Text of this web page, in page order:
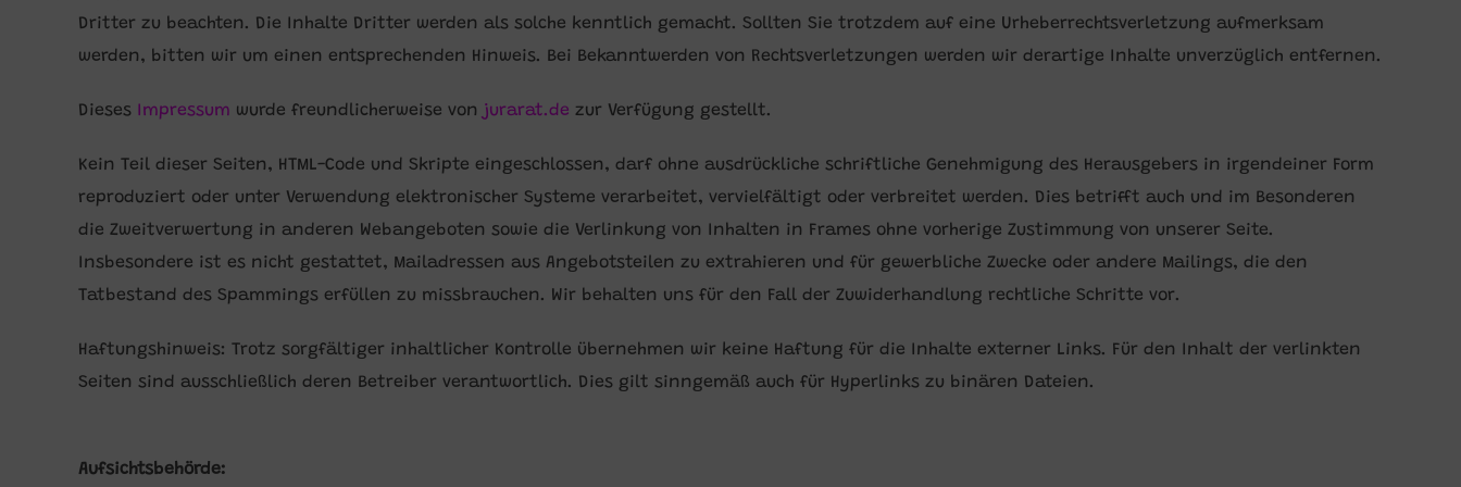
Dritter zu beachten. Die Inhalte Dritter werden als solche kenntlich gemacht. Sollten Sie trotzdem auf eine Urheberrechtsverletzung aufmerksam
werden, bitten wir um einen entsprechenden Hinweis. Bei Bekanntwerden von Rechtsverletzungen werden wir derartige Inhalte unverzüglich entfernen.
Dieses Impressum wurde freundlicherweise von jurarat.de zur Verfügung gestellt.
Kein Teil dieser Seiten, HTML-Code und Skripte eingeschlossen, darf ohne ausdrückliche schriftliche Genehmigung des Herausgebers in irgendeiner Form
reproduziert oder unter Verwendung elektronischer Systeme verarbeitet, vervielfältigt oder verbreitet werden. Dies betrifft auch und im Besonderen
die Zweitverwertung in anderen Webangeboten sowie die Verlinkung von Inhalten in Frames ohne vorherige Zustimmung von unserer Seite.
Insbesondere ist es nicht gestattet, Mailadressen aus Angebotsteilen zu extrahieren und für gewerbliche Zwecke oder andere Mailings, die den
Tatbestand des Spammings erfüllen zu missbrauchen. Wir behalten uns für den Fall der Zuwiderhandlung rechtliche Schritte vor.
Haftungshinweis: Trotz sorgfältiger inhaltlicher Kontrolle übernehmen wir keine Haftung für die Inhalte externer Links. Für den Inhalt der verlinkten
Seiten sind ausschließlich deren Betreiber verantwortlich. Dies gilt sinngemäß auch für Hyperlinks zu binären Dateien.
Aufsichtsbehörde: